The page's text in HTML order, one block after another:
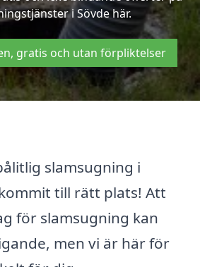
i Sövde här.
gratis och utan förpliktelser
slamsugning i
till rätt plats! Att
för slamsugning kan
men vi är här för